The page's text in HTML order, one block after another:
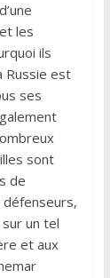
les
ils
Russie est
ses
sont
de
défenseurs,
un tel
et aux